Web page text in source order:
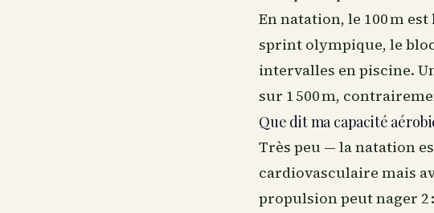
En natation, le 100 m
sprint olympique, le
intervalles en piscine.
sur 1 500 m,
Que dit ma capacité
Très peu — la natation
cardiovasculaire mais
propulsion peut nager 2